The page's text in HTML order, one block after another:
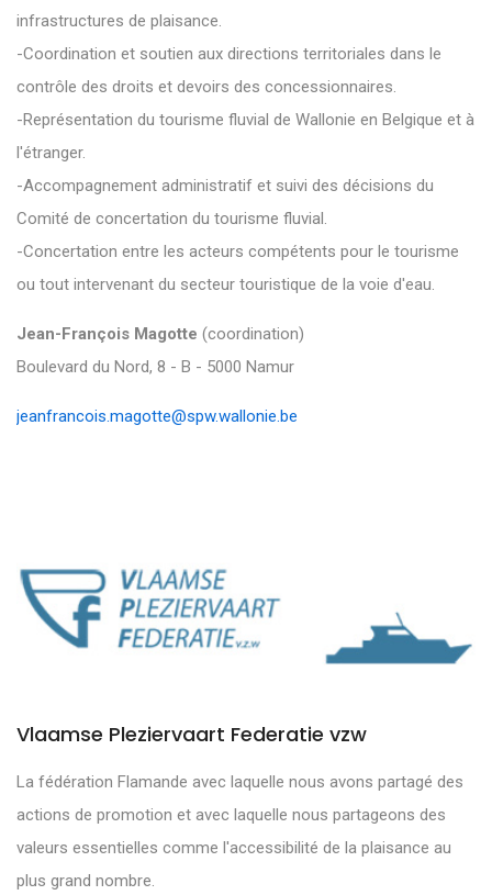
infrastructures de plaisance.
-Coordination et soutien aux directions territoriales dans le
contrôle des droits et devoirs des concessionnaires.
-Représentation du tourisme fluvial de Wallonie en Belgique et à
l'étranger.
-Accompagnement administratif et suivi des décisions du
Comité de concertation du tourisme fluvial.
-Concertation entre les acteurs compétents pour le tourisme
ou tout intervenant du secteur touristique de la voie d'eau.
Jean-François Magotte (coordination)
Boulevard du Nord, 8 - B - 5000 Namur
jeanfrancois.magotte@spw.wallonie.be
Vlaamse Pleziervaart Federatie vzw
La fédération Flamande avec laquelle nous avons partagé des
actions de promotion et avec laquelle nous partageons des
valeurs essentielles comme l'accessibilité de la plaisance au
plus grand nombre.